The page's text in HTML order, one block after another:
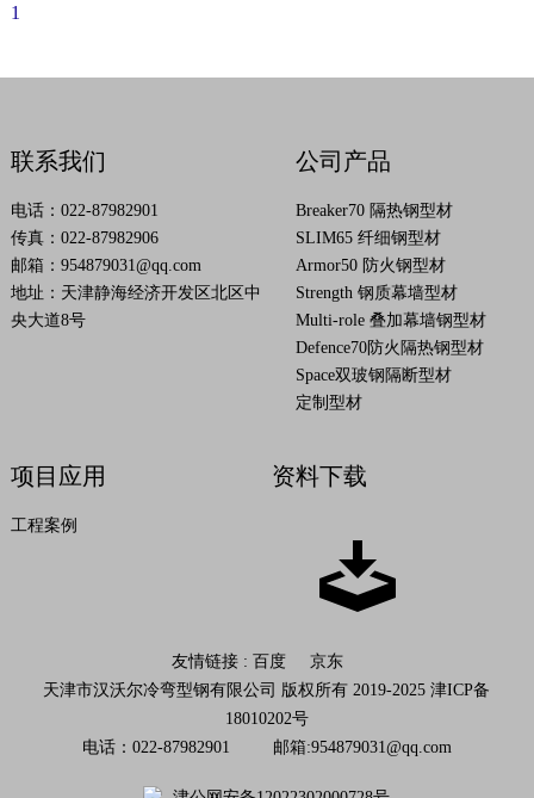
1
联系我们
电话：022-87982901
传真：022-87982906
邮箱： 954879031@qq.com
地址：天津静海经济开发区北区中
央大道8号
公司产品
Breaker70 隔热钢型材
SLIM65 纤细钢型材
Armor50 防火钢型材
Strength 钢质幕墙型材
Multi-role 叠加幕墙钢型材
Defence70防火隔热钢型材
Space双玻钢隔断型材
定制型材
项目应用
工程案例
资料下载
友情链接 : 百度
京东
天津市汉沃尔冷弯型钢有限公司 版权所有 2019-2025津ICP备
18010202号
电话：022-87982901 邮箱:954879031@qq.com